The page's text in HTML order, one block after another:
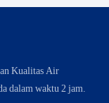
Kualitas Air
dalam waktu 2 jam.